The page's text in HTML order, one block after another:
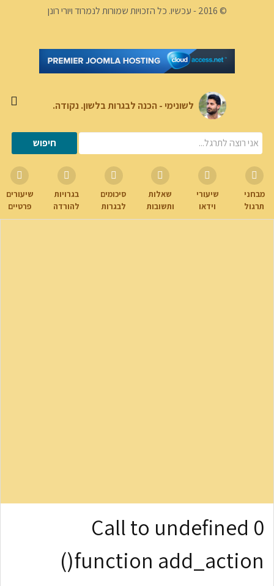
© 2016 - עכשיו. כל הזכויות שמורות לנמרוד ויורי רונן
לשונימי - הכנה לבגרות בלשון. נקודה.
מבחני
תרגול
שיעורי
וידאו
שאלות
ותשובות
סיכומים
לבגרות
בגרויות
להורדה
שיעורים
פרטיים
0 Call to undefined
function add_action()